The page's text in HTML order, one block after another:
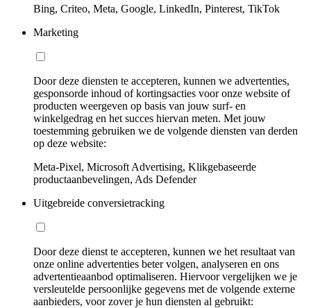
Bing, Criteo, Meta, Google, LinkedIn, Pinterest, TikTok
Marketing
Door deze diensten te accepteren, kunnen we advertenties,
gesponsorde inhoud of kortingsacties voor onze website of
producten weergeven op basis van jouw surf- en
winkelgedrag en het succes hiervan meten. Met jouw
toestemming gebruiken we de volgende diensten van derden
op deze website:
Meta-Pixel, Microsoft Advertising, Klikgebaseerde
productaanbevelingen, Ads Defender
Uitgebreide conversietracking
Door deze dienst te accepteren, kunnen we het resultaat van
onze online advertenties beter volgen, analyseren en ons
advertentieaanbod optimaliseren. Hiervoor vergelijken we je
versleutelde persoonlijke gegevens met de volgende externe
aanbieders, voor zover je hun diensten al gebruikt: